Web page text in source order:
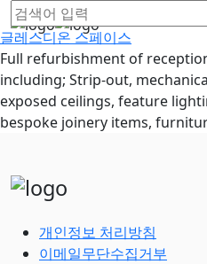
글레스디온 스페이스
Full refurbishment of
including; Strip-out,
exposed ceilings, feature
bespoke joinery items,
개인정보 처리방침
이메일무단수집거부